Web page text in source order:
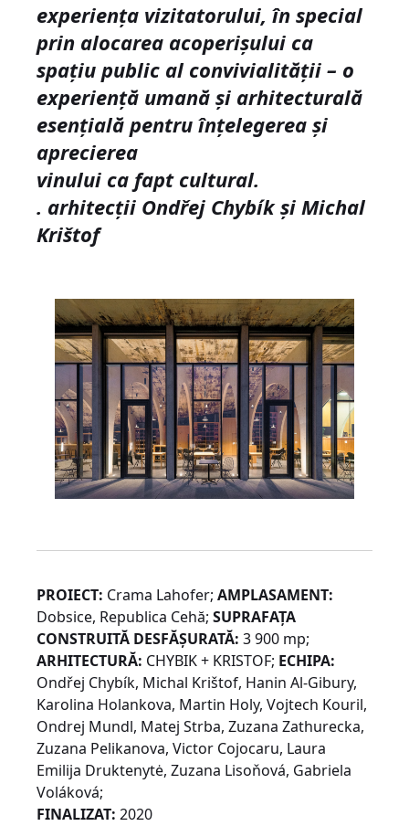
experiența vizitatorului, în special
prin alocarea acoperișului ca
spațiu public al convivialității – o
experiență umană și arhitecturală
esențială pentru înțelegerea și
aprecierea
vinului ca fapt cultural.
. arhitecții Ondřej Chybík și Michal
Krištof
PROIECT: Crama Lahofer; AMPLASAMENT:
Dobsice, Republica Cehă; SUPRAFAȚA
CONSTRUITĂ DESFĂȘURATĂ: 3 900 mp;
ARHITECTURĂ: CHYBIK + KRISTOF; ECHIPA:
Ondřej Chybík, Michal Krištof, Hanin Al-Gibury,
Karolina Holankova, Martin Holy, Vojtech Kouril,
Ondrej Mundl, Matej Strba, Zuzana Zathurecka,
Zuzana Pelikanova, Victor Cojocaru, Laura
Emilija Druktenytė, Zuzana Lisoňová, Gabriela
Voláková;
FINALIZAT: 2020